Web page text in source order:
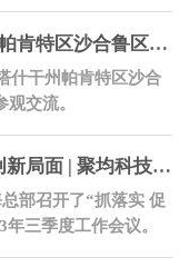
乌兹别克斯坦塔什干州帕肯特区沙合鲁区长一行莅临聚均科技参观交流
什干州帕肯特区沙合
交流。
抓落实 促发展 全力开创新局面 | 聚均科技召开2023年三季度工作会议
部召开了“抓落实 促
三季度工作会议。